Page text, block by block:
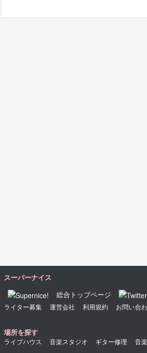
スーパーナイス
総合トップページ
ライター募集 運営会社 利用規約 お問い合
場所を探す
ライブハウス 音楽スタジオ ギター修理 音